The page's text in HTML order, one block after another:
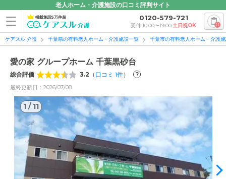
老人ホーム・介護施設の口コミ評判サイト
掲載施設5万件超 0120-579-721
受付 10:00〜19:00土日祝OK 0
ケアスル 介護 千葉県の有料老人ホーム・介護施設一覧 千葉市の有料老人ホーム・介護
愛の家 グループホーム 千葉黒砂台
総合評価 3.2 （ 口コミ 1件） ?
最終更新日：2026/07/08
1 / 11
1/11